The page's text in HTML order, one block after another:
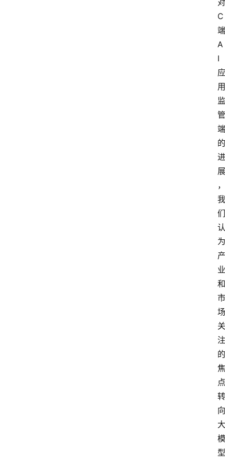
对
C
端
A
I
应
用
监
管
端
的
进
展
，
我
们
认
为
产
业
和
市
场
关
注
的
焦
点
转
向
大
模
型